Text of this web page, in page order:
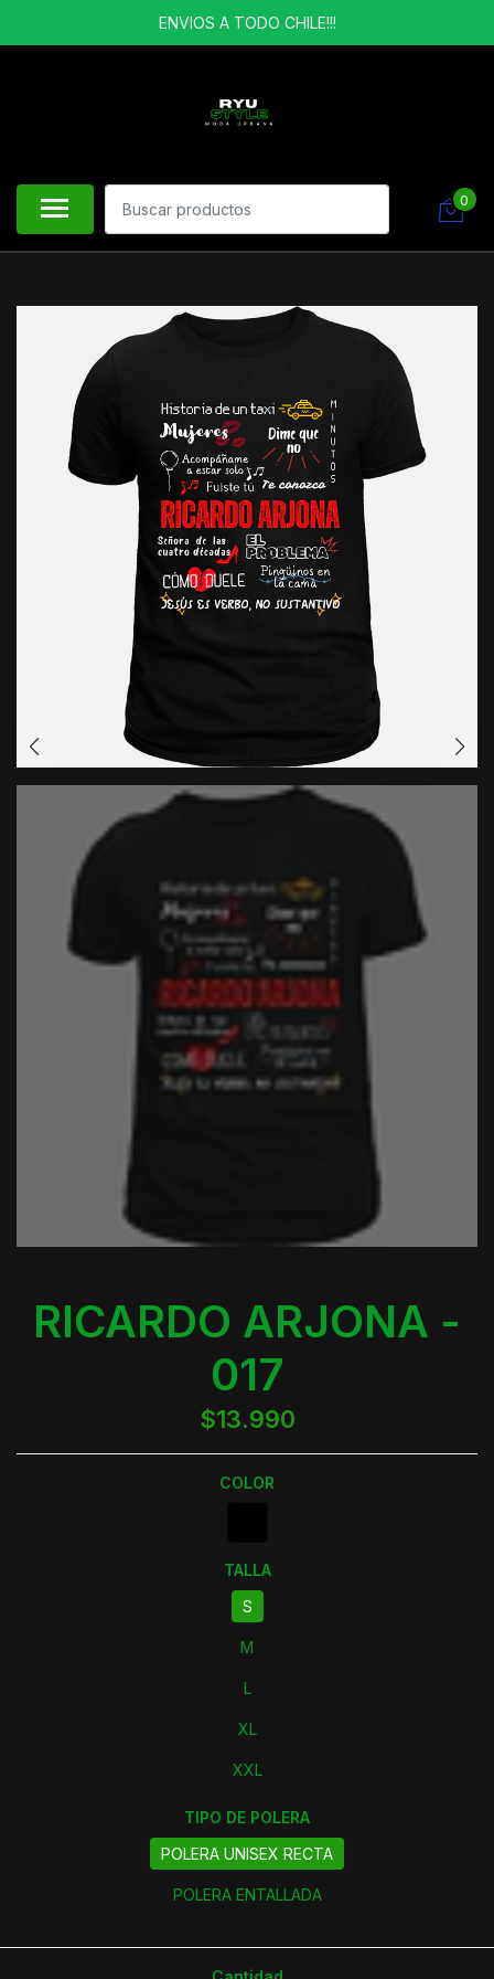
ENVIOS A TODO CHILE!!!
0
RICARDO ARJONA -
017
$13.990
COLOR
TALLA
S
M
L
XL
XXL
TIPO DE POLERA
POLERA UNISEX RECTA
POLERA ENTALLADA